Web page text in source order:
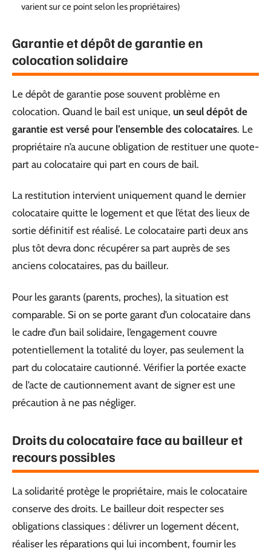
varient sur ce point selon les propriétaires)
Garantie et dépôt de garantie en
colocation solidaire
Le dépôt de garantie pose souvent problème en
colocation. Quand le bail est unique, un seul dépôt de
garantie est versé pour l’ensemble des colocataires. Le
propriétaire n’a aucune obligation de restituer une quote-
part au colocataire qui part en cours de bail.
La restitution intervient uniquement quand le dernier
colocataire quitte le logement et que l’état des lieux de
sortie définitif est réalisé. Le colocataire parti deux ans
plus tôt devra donc récupérer sa part auprès de ses
anciens colocataires, pas du bailleur.
Pour les garants (parents, proches), la situation est
comparable. Si on se porte garant d’un colocataire dans
le cadre d’un bail solidaire, l’engagement couvre
potentiellement la totalité du loyer, pas seulement la
part du colocataire cautionné. Vérifier la portée exacte
de l’acte de cautionnement avant de signer est une
précaution à ne pas négliger.
Droits du colocataire face au bailleur et
recours possibles
La solidarité protège le propriétaire, mais le colocataire
conserve des droits. Le bailleur doit respecter ses
obligations classiques : délivrer un logement décent,
réaliser les réparations qui lui incombent, fournir les